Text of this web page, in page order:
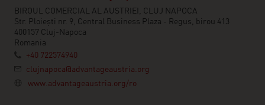
BIROUL COMERCIAL AL AUSTRIEI, CLUJ NAPOCA
Str. Ploiești nr. 9, Central Business Plaza - Regus, birou 413
400157 Cluj-Napoca
Romania
+40 722574940
clujnapoca@advantageaustria.org
www.advantageaustria.org/ro